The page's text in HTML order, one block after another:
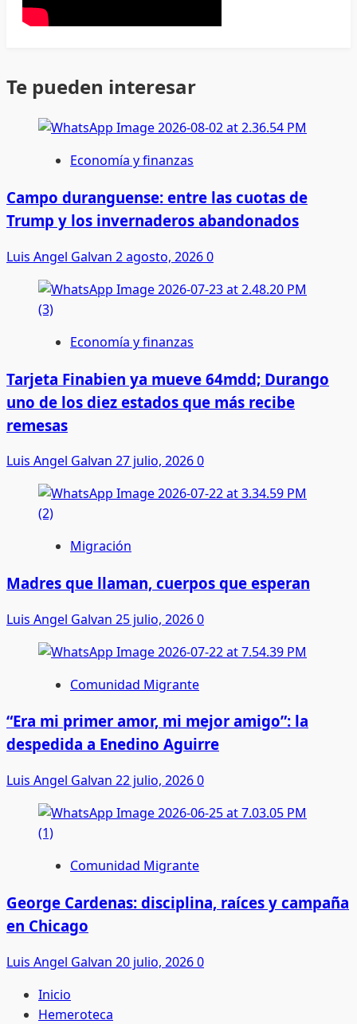
Te pueden interesar
Economía y finanzas
Campo duranguense: entre las cuotas de
Trump y los invernaderos abandonados
Luis Angel Galvan 2 agosto, 20260
Economía y finanzas
Tarjeta Finabien ya mueve 64mdd; Durango
uno de los diez estados que más recibe
remesas
Luis Angel Galvan 27 julio, 20260
Migración
Madres que llaman, cuerpos que esperan
Luis Angel Galvan 25 julio, 20260
Comunidad Migrante
“Era mi primer amor, mi mejor amigo”: la
despedida a Enedino Aguirre
Luis Angel Galvan 22 julio, 20260
Comunidad Migrante
George Cardenas: disciplina, raíces y campaña
en Chicago
Luis Angel Galvan 20 julio, 20260
Inicio
Hemeroteca